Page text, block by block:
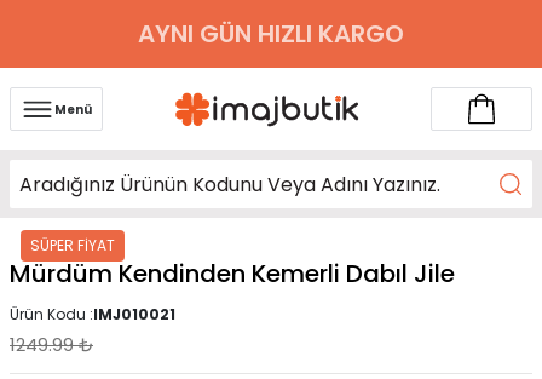
AYNI GÜN HIZLI KARGO
Menü
SÜPER FİYAT
Mürdüm Kendinden Kemerli Dabıl Jile
Ürün Kodu :IMJ010021
1249.99₺